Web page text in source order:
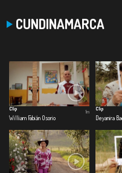
CUNDINAMARCA
Clip
William Fabián Osorio
1m
Clip
Deyanira